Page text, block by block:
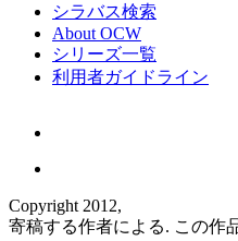
シラバス検索
About OCW
シリーズ一覧
利用者ガイドライン
Copyright 2012,
寄稿する作者による. この作